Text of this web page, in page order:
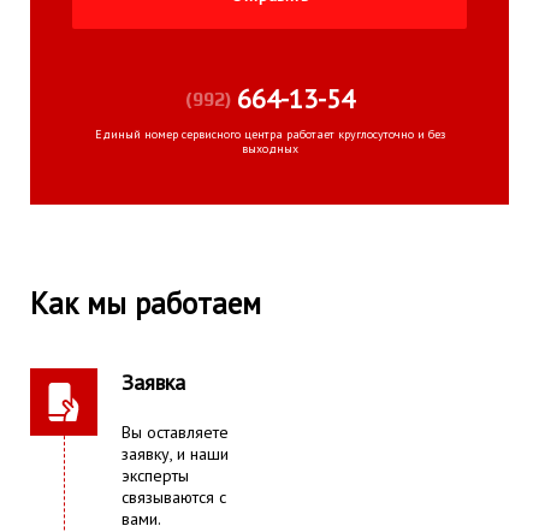
(992) 664-13-54
Единый номер сервисного центра работает круглосуточно и без
выходных
Как мы работаем
Заявка
Вы оставляете
заявку, и наши
эксперты
связываются с
вами.